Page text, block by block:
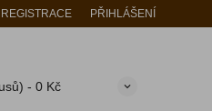
PŘIHLÁŠENÍ
- 0 Kč